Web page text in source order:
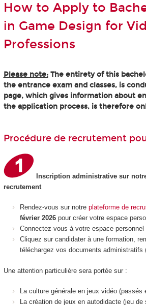
How to Apply to
in Game Design for
Professions
Please note:The entirety of this
the entrance exam and classes, is
page, which gives information about
the application process, is therefore
Procédure de recrutement
Inscription administrative sur
recrutement
Rendez-vous sur notre plateforme de
février 2026 pour créer votre espace
Connectez-vous à votre espace personnel
Cliquez sur candidater à une formation,
téléchargez vos documents administratifs
Une attention particulière sera portée sur :
La culture générale en jeux vidéo (passés
La création de jeux en autodidacte (jeu